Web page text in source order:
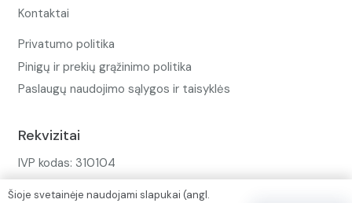
Kontaktai
Privatumo politika
Pinigų ir prekių grąžinimo politika
Paslaugų naudojimo sąlygos ir taisyklės
Rekvizitai
IVP kodas: 310104
Šioje svetainėje naudojami slapukai (angl.